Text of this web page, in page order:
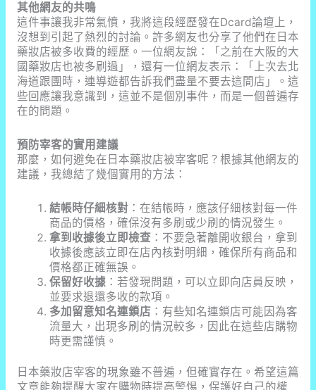
其他網友的共鳴
這件事讓我非常氣憤，我將這段經歷發在Dcard論壇上，
沒想到引起了熱烈的討論。許多網友也分享了他們在日本
藥妝店被多收費的經歷。一位網友說：「之前在大阪的大
國藥妝店也被多刷過」，還有一位網友表示：「上次去北
海道跟團時，連導遊都告訴我們盡量不要去這間店」。這
些回應讓我意識到，這並不是個別事件，而是一個普遍存
在的問題。
預防宰客的實用建議
那麼，如何避免在日本藥妝店被宰客呢？根據其他網友的
建議，我總結了幾個實用的方法：
結帳時仔細核對 ：在結帳時，應該仔細核對每一件
商品的價格，確保沒有多刷或少刷的情況發生。
拿到收據後立即檢查 ：不要急著離開收銀台，拿到
收據後應該立即在店內核對明細，確保所有商品和
價格都正確無誤。
保留好收據 ：若發現問題，可以立即向店員反映，
並要求退還多收的款項。
多加留意知名連鎖店 ：有些知名連鎖店可能因為客
流量大，出現多刷的情況較多，因此在這些店購物
時更需謹慎。
日本藥妝店宰客的現象雖不普遍，但確實存在。希望這篇
文章能夠提醒大家在購物時提高警惕，保護好自己的權